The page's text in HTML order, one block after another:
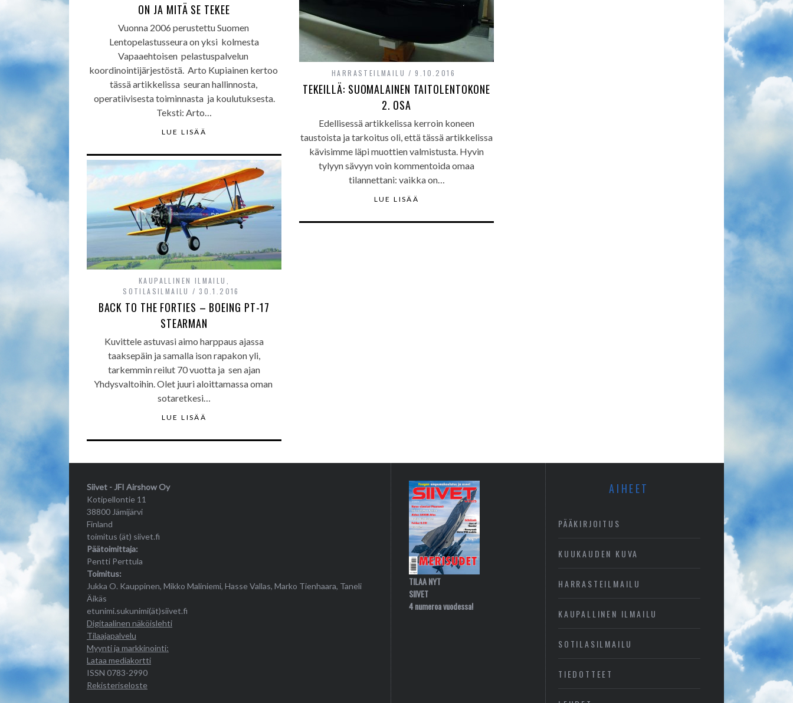
ON JA MITÄ SE TEKEE
Vuonna 2006 perustettu Suomen
Lentopelastusseura on yksi kolmesta
Vapaaehtoisen pelastuspalvelun
koordinointijärjestöstä. Arto Kupiainen kertoo
tässä artikkelissa seuran hallinnosta,
operatiivisesta toiminnasta ja koulutuksesta.
Teksti: Arto…
LUE LISÄÄ
HARRASTEILMAILU 9.10.2016
TEKEILLÄ: SUOMALAINEN TAITOLENTOKONE
2. OSA
Edellisessä artikkelissa kerroin koneen
taustoista ja tarkoitus oli, että tässä artikkelissa
kävisimme läpi muottien valmistusta. Hyvin
tylyyn sävyyn voin kommentoida omaa
tilannettani: vaikka on…
LUE LISÄÄ
KAUPALLINEN ILMAILU
SOTILASILMAILU
30.1.2016
BACK TO THE FORTIES – BOEING PT-17
STEARMAN
Kuvittele astuvasi aimo harppaus ajassa
taaksepäin ja samalla ison rapakon yli,
tarkemmin reilut 70 vuotta ja sen ajan
Yhdysvaltoihin. Olet juuri aloittamassa oman
sotaretkesi…
LUE LISÄÄ
Siivet - JFI Airshow Oy
Kotipellontie 11
38800 Jämijärvi
Finland
toimitus (ät) siivet.fi
Päätoimittaja:
Pentti Perttula
Toimitus:
Jukka O. Kauppinen, Mikko Maliniemi, Hasse Vallas, Marko Tienhaara, Taneli
Äikäs
etunimi.sukunimi(ät)siivet.fi
Digitaalinen näköislehti
Tilaajapalvelu
Myynti ja markkinointi:
Lataa mediakortti
ISSN 0783-2990
Rekisteriseloste
TILAA NYT
SIIVET
4 numeroa vuodessa!
AIHEET
PÄÄKIRJOITUS
KUUKAUDEN KUVA
HARRASTEILMAILU
KAUPALLINEN ILMAILU
SOTILASILMAILU
TIEDOTTEET